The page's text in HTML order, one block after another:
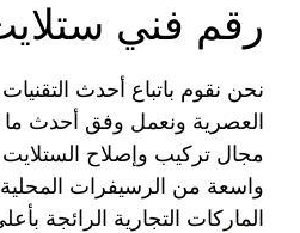
رقم فني
نحن نقوم باتباع أحدث
العصرية ونعمل وفق أحدث ما
مجال تركيب وإصلاح
واسعة من الرسيفرات المحلية
الماركات التجارية الرائجة